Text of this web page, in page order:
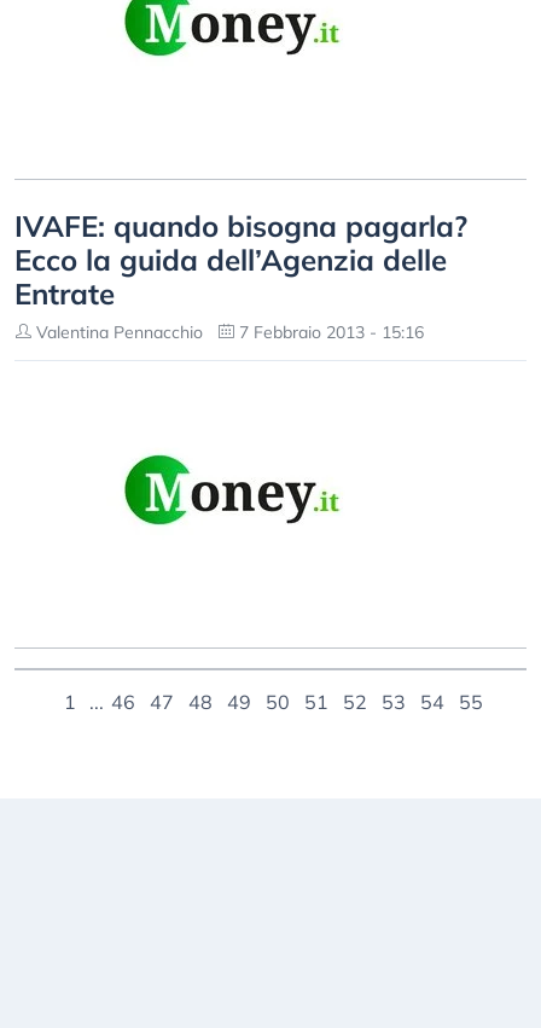
IVAFE: quando bisogna pagarla?
Ecco la guida dell’Agenzia delle
Entrate
Valentina Pennacchio 7 Febbraio 2013 - 15:16
1 ... 46 47 48 49 50 51 52 53 54 55